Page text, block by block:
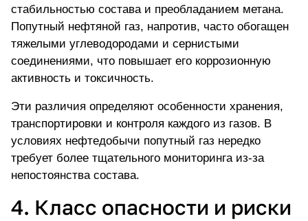
стабильностью состава и преобладанием метана.
Попутный нефтяной газ, напротив, часто обогащен
тяжелыми углеводородами и сернистыми
соединениями, что повышает его коррозионную
активность и токсичность.
Эти различия определяют особенности хранения,
транспортировки и контроля каждого из газов. В
условиях нефтедобычи попутный газ нередко
требует более тщательного мониторинга из-за
непостоянства состава.
4. Класс опасности и риски